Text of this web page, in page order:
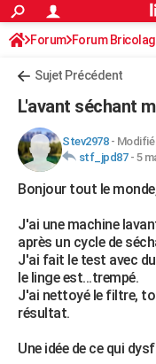
ACTUALITÉS
Politique
Société
Faits Divers
Education
Monde
Villes
+
FINANCE
Retraite
Impôts
Epargne
Immobilier
Risques naturels par ville
Banque
Assurance
Crédit
AUTO
Essais
Réserver un essai
Citadines
Berlines
SUV
Forum auto
+HIGH-TECH
Mobiles
Meilleur smartphone
Internet
Ordinateurs
Jeux vidéo
Guide high-tech
+BRICOLAGE
Forum
Aménagement intérieur
Extérieur
Cuisine
Salle de bains
Jardinage
Rangement
WEEK-END
Guides de France
Escapades
Patrimoine
Expositions
Musées
Week-end nature
LIFESTYLE
Art de vivre
Bien-être
Loisirs
ModeModes de vie
SANTE
Forum Forum
Sujet Précédent
L'avant séchant
Stev2978- Modifié
stf_jpd87- 5
Bonjour tout le
J'ai une machine
après un cycle de
J'ai fait le test avec
le linge est...trempé.
J'ai nettoyé le filtre,
résultat.
Une idée de ce qui